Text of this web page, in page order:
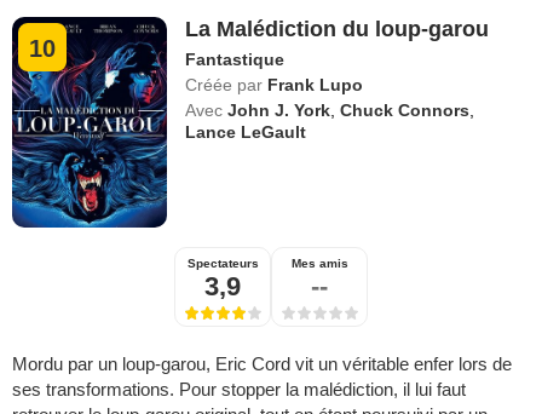
10
La Malédiction du loup-garou
Fantastique
Créée par Frank Lupo
Avec John J. York,Chuck Connors,
Lance LeGault
Spectateurs
3,9
Mes amis
--
Mordu par un loup-garou, Eric Cord vit un véritable enfer lors de
ses transformations. Pour stopper la malédiction, il lui faut